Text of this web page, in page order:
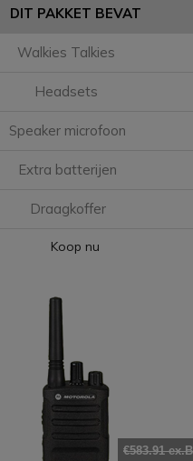
DIT PAKKET BEVAT
Walkies Talkies
Headsets
Speaker microfoon
Extra batterijen
Draagkoffer
Koop nu
€583.91